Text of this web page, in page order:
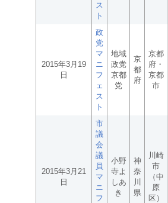
ス
ト
2015年3月19
日
政
党
マ
ニ
フ
ェ
ス
ト
地域
政党
京都
党
京
都
府
京都
府・
京都
市
2015年3月21
日
市
議
会
議
員
マ
ニ
フ
小野
寺よ
しあ
き
神
奈
川
県
川崎
市
（中
原
区）